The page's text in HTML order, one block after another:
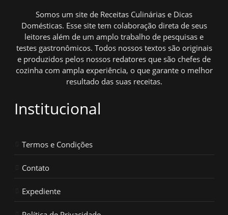
Somos um site de Receitas Culinárias e Dicas
Domésticas. Esse site tem colaboração direta de seus
leitores além de um amplo trabalho de pesquisas e
testes gastronômicos. Todos nossos textos são originais
e produzidos pelos nossos redatores que são chefes de
cozinha com ampla experiência, o que garante o melhor
resultado das suas receitas.
Institucional
Termos e Condições
Contato
Expediente